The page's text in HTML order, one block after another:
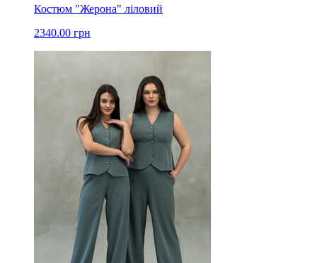
Костюм "Жерона" ліловий
2340.00 грн